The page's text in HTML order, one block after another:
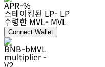
APR-%
스테이킹된 LP- LP
수령한 MVL- MVL
Connect Wallet
BNB-bMVL
multiplier-